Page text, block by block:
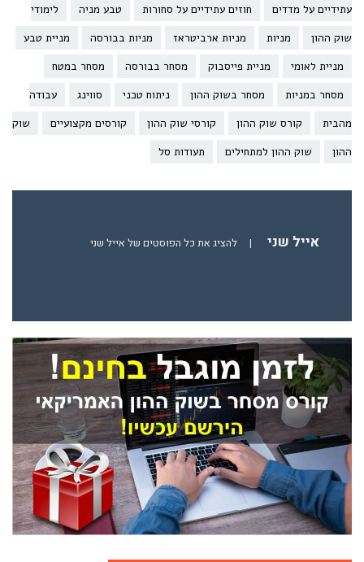
עתידיים על מדדים
חוזים עתידיים על סחורות טבע מניה
לימודי
שוק ההון
מניות מניות ארביטראז מניות בבורסה
מניית טבע
מניית לאומי
מניית פייסבוק מסחר בבורסה
מסחר במטח
מסחר במניות
מסחר בשוק ההון ניתוח טכני סווינג
עבודה
מהבית
קורס שוק ההון קורסי שוק ההון קורסים מקצועיים
שוק
ההון
שוק ההון למתחילים תעודות סל
אייל שני | להציג את כל הפוסטים של אייל שני